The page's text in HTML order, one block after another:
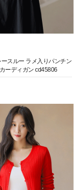
ースルー ラメ入りパンチン
ーディガン cd45806